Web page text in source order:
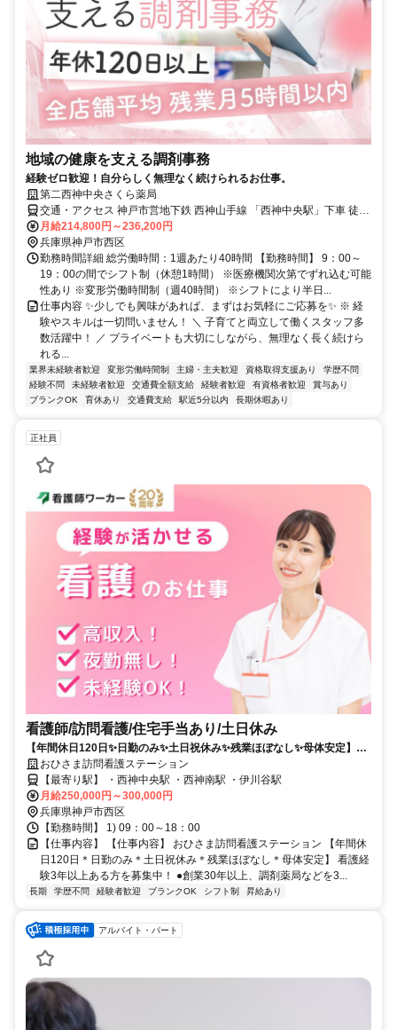
地域の健康を支える調剤事務
経験ゼロ歓迎！自分らしく無理なく続けられるお仕事。
第二西神中央さくら薬局
交通・アクセス 神戸市営地下鉄 西神山手線 「西神中央駅」下車 徒歩
約4分
月給214,800円～236,200円
兵庫県神戸市西区
勤務時間詳細 総労働時間：1週あたり40時間 【勤務時間】 9：00～
19：00の間でシフト制（休憩1時間） ※医療機関次第でずれ込む可能
性あり ※変形労働時間制（週40時間） ※シフトにより半日...
仕事内容 ✨少しでも興味があれば、まずはお気軽にご応募を✨ ※ 経
験やスキルは一切問いません！ ＼ 子育てと両立して働くスタッフ多
数活躍中！ ／ プライベートも大切にしながら、無理なく長く続けら
れる...
業界未経験者歓迎 変形労働時間制 主婦・主夫歓迎 資格取得支援あり
学歴不問
経験不問
未経験者歓迎 交通費全額支給 経験者歓迎 有資格者歓迎
賞与あり
ブランクOK
育休あり 交通費支給 駅近5分以内 長期休暇あり
正社員
看護師/訪問看護/住宅手当あり/土日休み
【年間休日120日✨日勤のみ✨土日祝休み✨残業ほぼなし✨母体安定】看
護経験3年以上ある方を募集中❗️
おひさま訪問看護ステーション
【最寄り駅】 ・西神中央駅 ・西神南駅 ・伊川谷駅
月給250,000円～300,000円
兵庫県神戸市西区
【勤務時間】 1) 09：00～18：00
【仕事内容】 【仕事内容】 おひさま訪問看護ステーション 【年間休
日120日＊日勤のみ＊土日祝休み＊残業ほぼなし＊母体安定】 看護経
験3年以上ある方を募集中！ ●創業30年以上、調剤薬局などを3...
長期 学歴不問 経験者歓迎 ブランクOK シフト制 昇給あり
アルバイト・パート